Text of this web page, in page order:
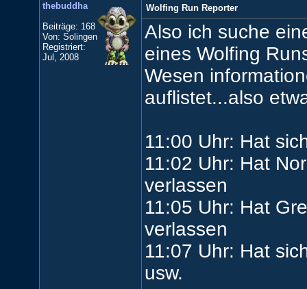
thebuddha
Beiträge: 168
Von: Solingen
Registriert:
Jul, 2008
Wolfing Run Reporter
Also ich suche
eines Wolfing
Wesen
auflistet...also
11:00 Uhr: Hat
11:02 Uhr: Hat
verlassen
11:05 Uhr: Hat
verlassen
11:07 Uhr: Hat
usw.